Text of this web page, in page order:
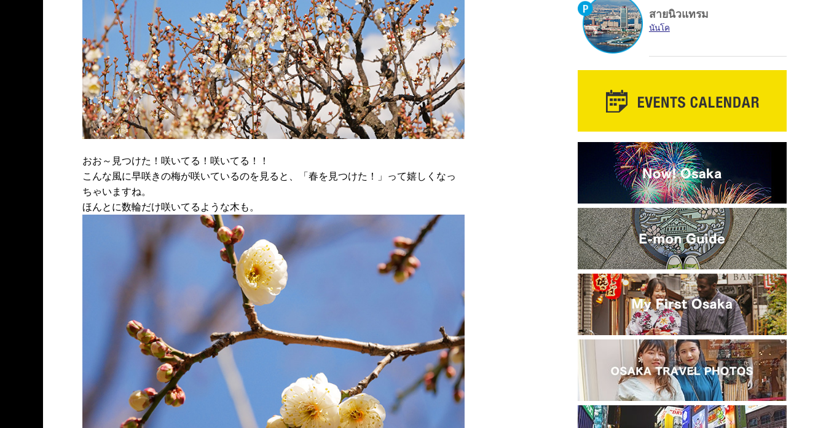
おお～見つけた！咲いてる！咲いてる！！
こんな風に早咲きの梅が咲いているのを見ると、「春を見つけた！」って嬉しくなっ
ちゃいますね。
ほんとに数輪だけ咲いてるような木も。
สายนิวแทรม
นันโค